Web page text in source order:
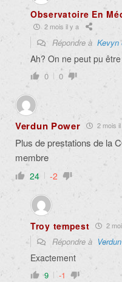
Observatoire En
2 mois il y a
Répondre à Kevyn
Ah? On ne peut pu
0 0
Verdun Power 2 mois
Plus de prestations de la
membre
24 -2
Troy tempest 2
Répondre à
Exactement
9 -1